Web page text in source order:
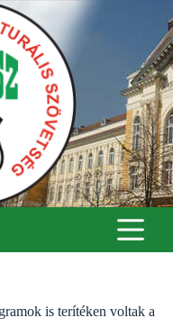
is terítéken voltak a